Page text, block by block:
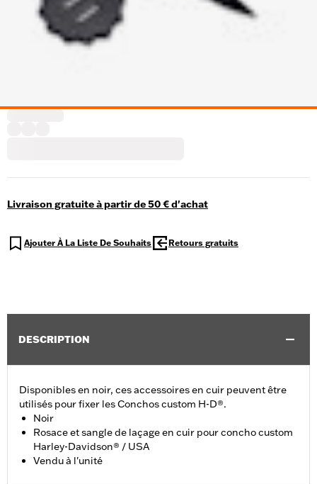
Livraison gratuite à partir de 50 € d'achat
Ajouter À La Liste De Souhaits Retours gratuits
DESCRIPTION
Disponibles en noir, ces accessoires en cuir peuvent être
utilisés pour fixer les Conchos custom H-D®.
Noir
Rosace et sangle de laçage en cuir pour concho custom
Harley-Davidson® / USA
Vendu à l'unité